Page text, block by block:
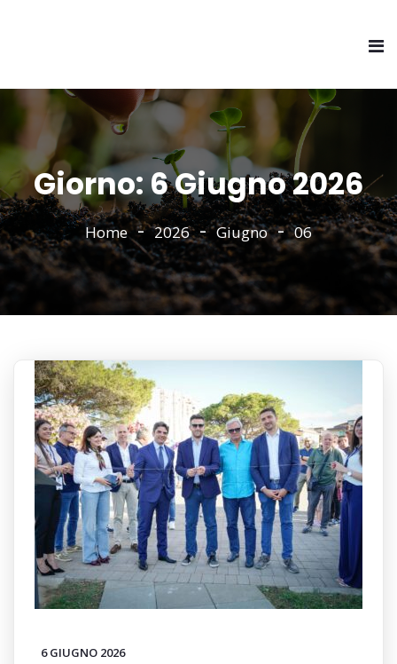
Giorno:6 Giugno 2026
Home 2026 Giugno 06
6 GIUGNO 2026